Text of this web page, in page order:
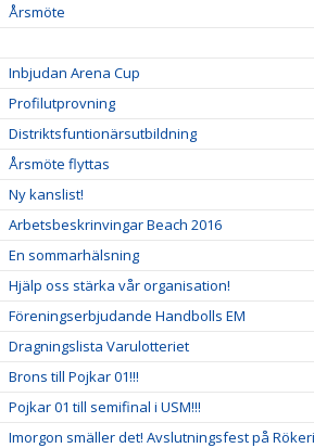
Årsmöte
Inbjudan Arena Cup
Profilutprovning
Distriktsfuntionärsutbildning
Årsmöte flyttas
Ny kanslist!
Arbetsbeskrinvingar Beach 2016
En sommarhälsning
Hjälp oss stärka vår organisation!
Föreningserbjudande Handbolls EM
Dragningslista Varulotteriet
Brons till Pojkar 01!!!
Pojkar 01 till semifinal i USM!!!
Imorgon smäller det! Avslutningsfest på